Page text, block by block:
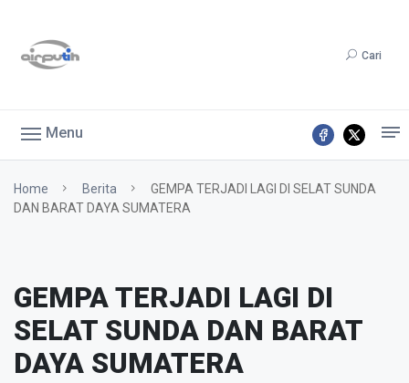
Cari
Menu
Home Berita
GEMPA TERJADI LAGI DI SELAT SUNDA
DAN BARAT DAYA SUMATERA
GEMPA TERJADI LAGI DI
SELAT SUNDA DAN BARAT
DAYA SUMATERA